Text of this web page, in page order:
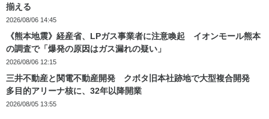
揃える
2026/08/06 14:45
《熊本地震》経産省、LPガス事業者に注意喚起 イオンモール熊本
の調査で「爆発の原因はガス漏れの疑い」
2026/08/06 12:15
三井不動産と関電不動産開発 クボタ旧本社跡地で大型複合開発
多目的アリーナ核に、32年以降開業
2026/08/05 13:55